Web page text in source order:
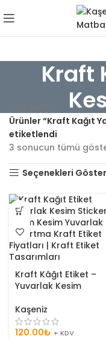
Kraft
Ürünler “Kraft Kağıt
etiketlendi
3 sonucun tümü
Seçenekleri Göster
Kraft Kâğıt Etiket –
Yuvarlak Kesim
Kaşeniz
120.00₺ + KDV